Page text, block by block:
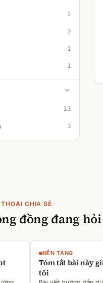
2
2
1
1
13
3
CHIA SẺ
đồng đang hỏi
NỀN TẢNG
Tóm tắt bài này giúp